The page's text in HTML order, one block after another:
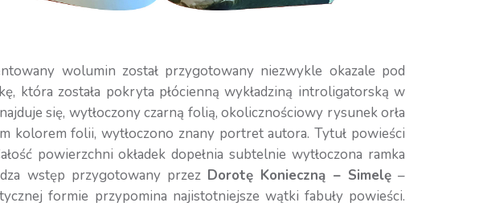
wolumin został przygotowany niezwykle okazale pod
która została pokryta płócienną wykładziną introligatorską w
się, wytłoczony czarną folią, okolicznościowy rysunek orła
kolorem folii, wytłoczono znany portret autora. Tytuł powieści
powierzchni okładek dopełnia subtelnie wytłoczona ramka
wstęp przygotowany przez Dorotę Konieczną – Simelę–
formie przypomina najistotniejsze wątki fabuły powieści.